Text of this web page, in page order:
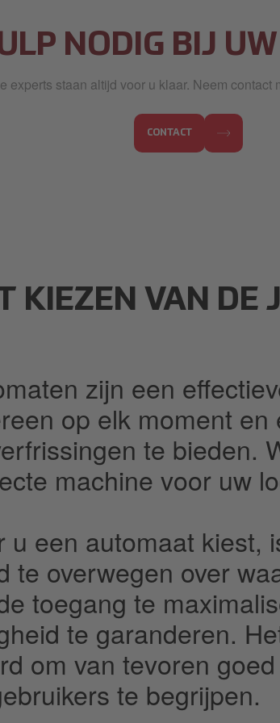
NODIG BIJ
experts staan altijd voor u klaar. Neem contact
CONTACT
KIEZEN VAN DE
zijn een
op elk moment
te bieden.
machine voor uw
u een automaat kiest,
te overwegen over
toegang te
te garanderen.
om van tevoren
te begrijpen.